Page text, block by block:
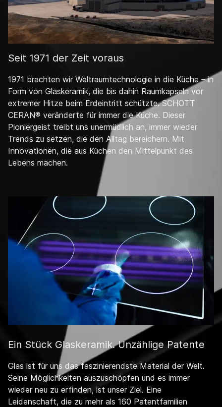
Seit 1971 der Zeit voraus
1971 brachten wir Weltraumtechnologie in die Küche – in
Form von Glaskeramik, die bis dahin Raumkapseln vor
extremer Hitze beim Erdeintritt schützte. SCHOTT
CERAN® veränderte für immer die Küche. Dieser
Pioniergeist treibt uns unermüdlich an, immer wieder
Trends zu setzen, die den Alltag bereichern. Mit
Innovationen, die aus Küchen den Mittelpunkt des
Lebens machen.
Ein Stück Glaskeramik. Unzählige Patente
Glas ist für uns das faszinierendste Material der Welt.
Seine Möglichkeiten auszuschöpfen und es immer
wieder neu zu erfinden, ist unser Ziel. Eine
Leidenschaft, die zu mehr als 160 Patentfamilien